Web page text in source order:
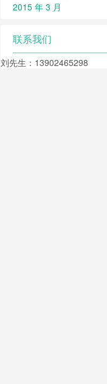
2015 年 3 月
联系我们
刘先生：13902465298